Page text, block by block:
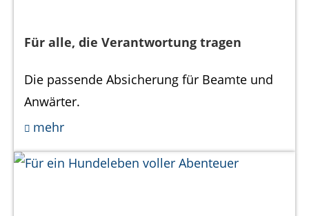
Für alle, die Verantwortung tragen
Die passende Absicherung für Beamte und
Anwärter.
mehr